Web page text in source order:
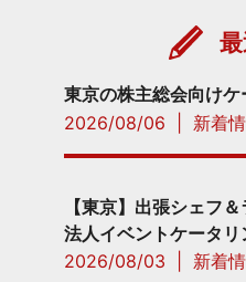
東京の株主総会向け
2026/08/06
新着
【東京】出張シェフ
法人イベントケータリ
2026/08/03
新着